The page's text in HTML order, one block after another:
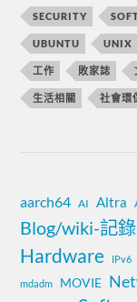
SECURITY
UBUNTU UNIX
工作 敗家誌
生活相關 社會環
aarch64 AI Altra
Blog/wiki-記錄
Hardware IPv6
mdadm MOVIE